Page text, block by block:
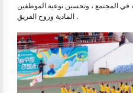
في المجتمع ، وتحسين نوعية الموظفين
المادية وروح الفريق .